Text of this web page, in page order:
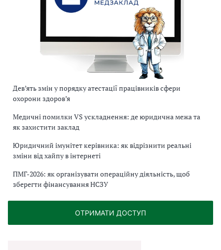
Дев’ять змін у порядку атестації працівників сфери
охорони здоров’я
Медичні помилки VS ускладнення: де юридична межа та
як захистити заклад
Юридичний імунітет керівника: як відрізнити реальні
зміни від хайпу в інтернеті
ПМГ-2026: як організувати операційну діяльність, щоб
зберегти фінансування НСЗУ
ОТРИМАТИ ДОСТУП